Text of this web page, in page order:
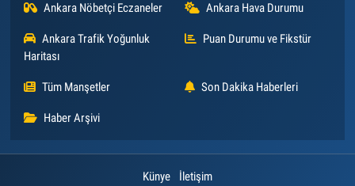
Ankara Nöbetçi Eczaneler Ankara Hava Durumu
Ankara Trafik Yoğunluk
Haritası
Puan Durumu ve Fikstür
Tüm Manşetler Son Dakika Haberleri
Haber Arşivi
Künye İletişim